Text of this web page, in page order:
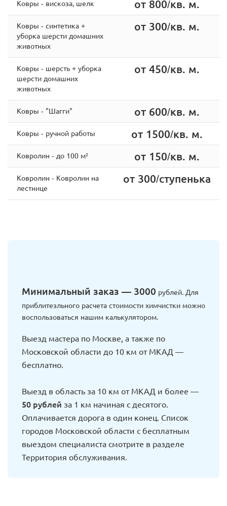
Ковры - вискоза, шелк от 800/кв. м.
Ковры - cинтетика +
уборка шерсти домашних
животных
от 300/кв. м.
Ковры - шерсть + уборка
шерсти домашних
животных
от 450/кв. м.
Ковры - "Шагги" от 600/кв. м.
Ковры - ручной работы от 1500/кв. м.
Ковролин - до 100 м² от 150/кв. м.
Ковролин - Ковролин на
лестнице
от 300/ступенька
Минимальный заказ — 3000 рублей. Для
приблитезльного расчета стоимости химчистки можно
воспользоваться нашим калькулятором.
Выезд мастера по Москве, а также по
Московской области до 10 км от МКАД —
бесплатно.
Выезд в область за 10 км от МКАД и более —
50 рублей за 1 км начиная с десятого.
Оплачивается дорога в один конец. Список
городов Московской области с бесплатным
выездом специалиста смотрите в разделе
Территория обслуживания.